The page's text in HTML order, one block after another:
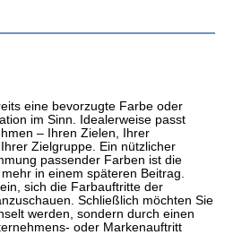
eine bevorzugte Farbe oder
im Sinn. Idealerweise passt
– Ihren Zielen, Ihrer
Zielgruppe. Ein nützlicher
passender Farben ist die
in einem späteren Beitrag.
sich die Farbauftritte der
Schließlich möchten Sie
werden, sondern durch einen
oder Markenauftritt